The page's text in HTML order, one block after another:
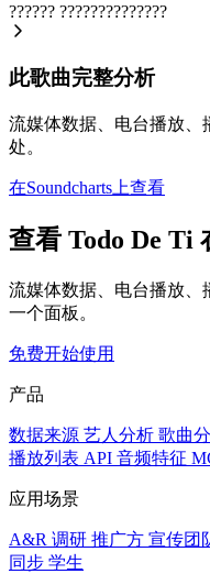
?????? ??????????????
此歌曲完整分析
流媒体数据、电台播放、
处。
在Soundcharts上查看
查看 Todo De Ti
流媒体数据、电台播放
一个面板。
免费开始使用
产品
数据来源 艺人分析 歌曲
播放列表 API 音频特征
应用场景
A&R 调研 推广方 宣传团
同步 学生